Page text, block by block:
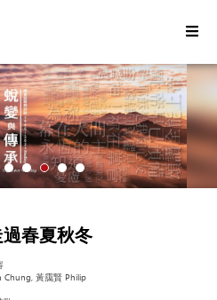
春夏秋冬
Chung, 黃靄賢 Philip